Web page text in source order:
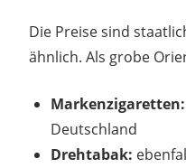
Die Preise sind
ähnlich. Als grobe
Markenzigaretten:
Deutschland
Drehtabak: